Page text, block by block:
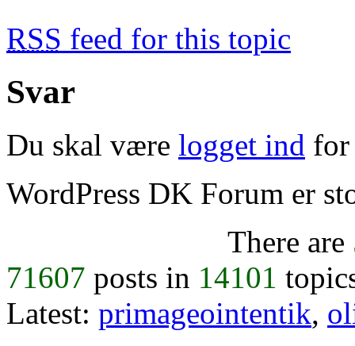
RSS feed for this topic
Svar
Du skal være logget ind for
WordPress DK Forum er
There are
71607 posts in 14101
Latest: primageointentik,